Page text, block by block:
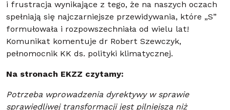
i frustracja wynikające z tego, że na naszych oczach
spełniają się najczarniejsze przewidywania, które „S”
formułowała i rozpowszechniała od wielu lat!
Komunikat komentuje dr Robert Szewczyk,
pełnomocnik KK ds. polityki klimatycznej.
Na stronach EKZZ czytamy:
Potrzeba wprowadzenia dyrektywy w sprawie
sprawiedliwej transformacji jest pilniejsza niż